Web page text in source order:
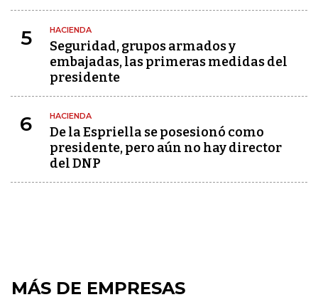
5 HACIENDA
Seguridad, grupos armados y
embajadas, las primeras medidas del
presidente
6 HACIENDA
De la Espriella se posesionó como
presidente, pero aún no hay director
del DNP
MÁS DE EMPRESAS